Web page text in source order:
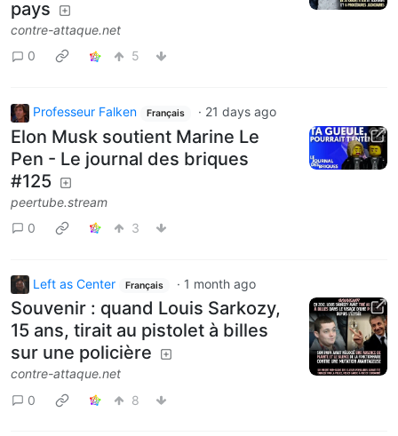
pays
contre-attaque.net
0
5
Professeur Falken Français · 21 days ago
Elon Musk soutient Marine Le
Pen - Le journal des briques
#125
peertube.stream
0
3
Left as Center Français · 1 month ago
Souvenir : quand Louis Sarkozy,
15 ans, tirait au pistolet à billes
sur une policière
contre-attaque.net
0
8